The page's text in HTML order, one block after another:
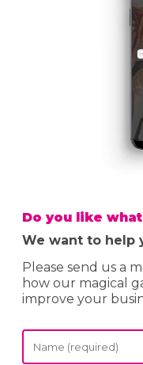
Do you like
We want to help
Please send us a
how our magical
improve your